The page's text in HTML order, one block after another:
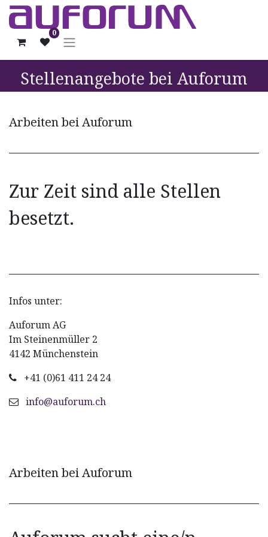
0
Stellenangebote bei Auforum
Arbeiten bei Auforum
Zur Zeit sind alle Stellen
besetzt.
Infos unter:
Auforum AG
Im Steinenmüller 2
4142 Münchenstein
+41 (0)61 411 24 24
info@auforum.ch
Arbeiten bei Auforum